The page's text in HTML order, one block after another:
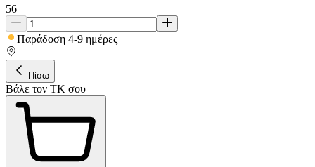
56
Παράδοση 4-9 ημέρες
Πίσω
Βάλε τον ΤΚ σου